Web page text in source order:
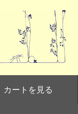
カートを見る